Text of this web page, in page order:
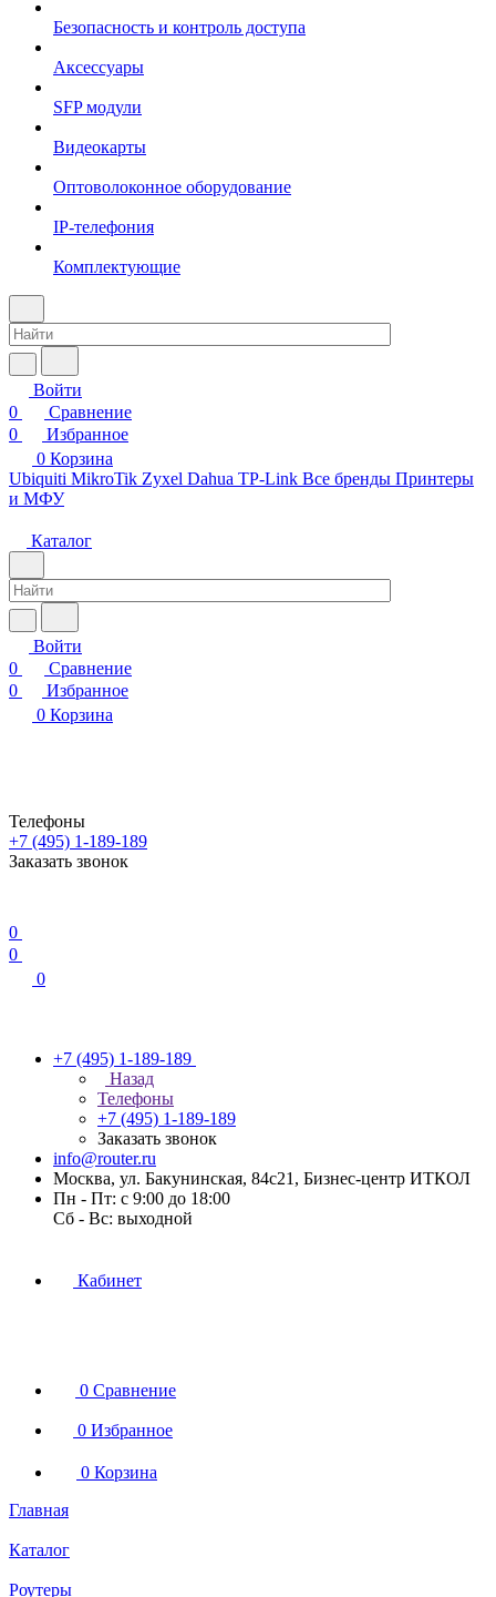
Безопасность и контроль доступа
Аксессуары
SFP модули
Видеокарты
Оптоволоконное оборудование
IP-телефония
Комплектующие
Войти
0
Сравнение
0
Избранное
0 Корзина
Ubiquiti MikroTik Zyxel Dahua TP-Link Все бренды Принтеры
и МФУ
Каталог
Войти
0
Сравнение
0
Избранное
0 Корзина
Телефоны
+7 (495) 1-189-189
Заказать звонок
0
0
0
+7 (495) 1-189-189
Назад
Телефоны
+7 (495) 1-189-189
Заказать звонок
info@router.ru
Москва, ул. Бакунинская, 84с21, Бизнес-центр ИТКОЛ
Пн - Пт: с 9:00 до 18:00
Cб - Вс: выходной
Кабинет
0 Сравнение
0 Избранное
0 Корзина
Главная
Каталог
Роутеры